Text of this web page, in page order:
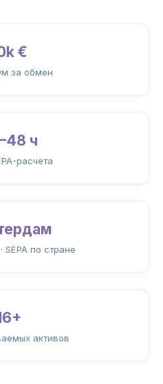
€
за обмен
ч
расчёта
SEPA по стране
активов